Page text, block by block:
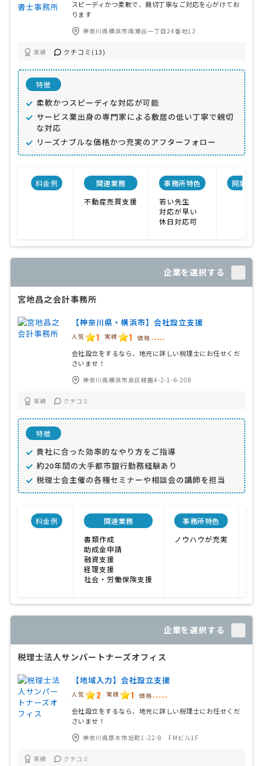
スピーディかつ柔軟で、親切丁寧なご対応を心がけてお
ります
神奈川県横浜市南瀬谷一丁目24番地12
実績 クチコミ(13)
特徴
柔軟かつスピーディな対応が可能
サービス業出身の専門家による敷居の低い丁寧で親切
な対応
リーズナブルな価格かつ充実のアフターフォロー
料金例
関連業務
不動産売買支援
事務所特色
若い先生
対応が早い
休日対応可
開業年
企業を選択する
宮地昌之会計事務所
【神奈川県・横浜市】会社設立支援
人気 1 実績 1 価格 -----
会社設立をするなら、地元に詳しい税理士にお任せくだ
さいませ！
神奈川県横浜市泉区緑園4-2-1-6-208
実績 クチコミ
特徴
貴社に合った効率的なやり方をご指導
約20年間の大手都市銀行勤務経験あり
税理士会主催の各種セミナーや相談会の講師を担当
料金例
関連業務
書類作成
助成金申請
融資支援
経理支援
社会・労働保険支援
事務所特色
ノウハウが充実
企業を選択する
税理士法人サンパートナーズオフィス
【地域入力】会社設立支援
人気 2 実績 1 価格 -----
会社設立をするなら、地元に詳しい税理士にお任せくだ
さいませ！
神奈川県厚木市旭町1-22-8 FMビル1F
実績 クチコミ